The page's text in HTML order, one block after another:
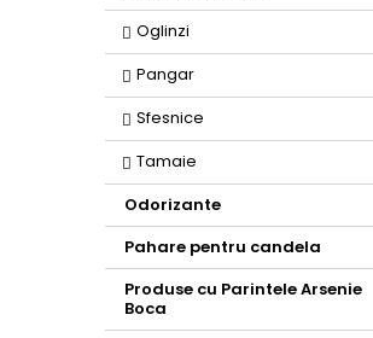
Oglinzi
Pangar
Sfesnice
Tamaie
Odorizante
Pahare pentru candela
Produse cu Parintele Arsenie
Boca